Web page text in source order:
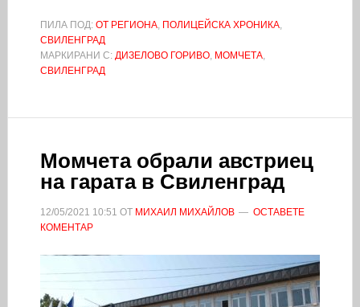
ПИЛА ПОД: ОТ РЕГИОНА, ПОЛИЦЕЙСКА ХРОНИКА,
СВИЛЕНГРАД
МАРКИРАНИ С: ДИЗЕЛОВО ГОРИВО, МОМЧЕТА,
СВИЛЕНГРАД
Момчета обрали австриец
на гарата в Свиленград
12/05/2021 10:51 ОТ МИХАИЛ МИХАЙЛОВ
ОСТАВЕТЕ
КОМЕНТАР